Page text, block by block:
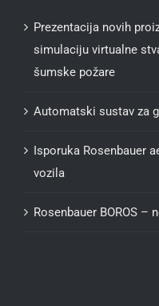
Prezentacija novih
simulaciju virtualne
šumske požare
Automatski sustav za
Isporuka Rosenbauer
vozila
Rosenbauer BOROS –